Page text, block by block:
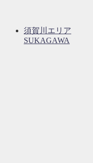
須賀川エリア
SUKAGAWA